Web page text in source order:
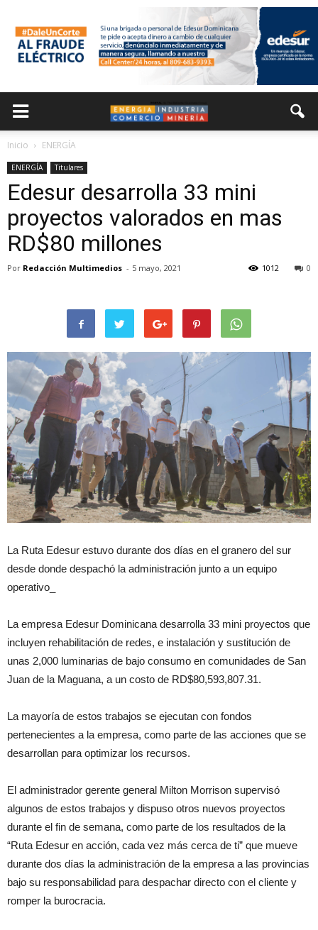
Inicio ENERGÍA
ENERGÍA Titulares
Edesur desarrolla 33 mini
proyectos valorados en mas
RD$80 millones
Por Redacción Multimedios - 5 mayo, 2021 0
1012
La Ruta Edesur estuvo durante dos días en el granero del sur
desde donde despachó la administración junto a un equipo
operativo_
La empresa Edesur Dominicana desarrolla 33 mini proyectos que
incluyen rehabilitación de redes, e instalación y sustitución de
unas 2,000 luminarias de bajo consumo en comunidades de San
Juan de la Maguana, a un costo de RD$80,593,807.31.
La mayoría de estos trabajos se ejecutan con fondos
pertenecientes a la empresa, como parte de las acciones que se
desarrollan para optimizar los recursos.
El administrador gerente general Milton Morrison supervisó
algunos de estos trabajos y dispuso otros nuevos proyectos
durante el fin de semana, como parte de los resultados de la
“Ruta Edesur en acción, cada vez más cerca de ti” que mueve
durante dos días la administración de la empresa a las provincias
bajo su responsabilidad para despachar directo con el cliente y
romper la burocracia.